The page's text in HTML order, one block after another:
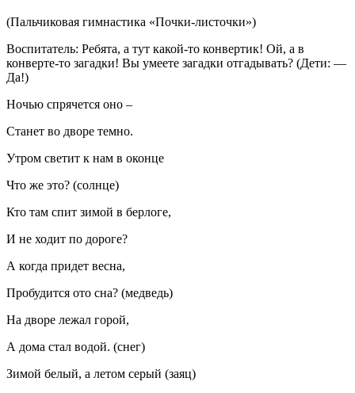
(Пальчиковая гимнастика «Почки-листочки»)
Воспитатель: Ребята, а тут какой-то конвертик! Ой, а в
конверте-то загадки! Вы умеете загадки отгадывать? (Дети: —
Да!)
Ночью спрячется оно –
Станет во дворе темно.
Утром светит к нам в оконце
Что же это? (солнце)
Кто там спит зимой в берлоге,
И не ходит по дороге?
А когда придет весна,
Пробудится ото сна? (медведь)
На дворе лежал горой,
А дома стал водой. (снег)
Зимой белый, а летом серый (заяц)